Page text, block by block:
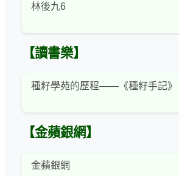
林後九6
【讀書樂】
種籽學苑的歷程——《種籽手記》
【金蘋銀網】
金蘋銀網